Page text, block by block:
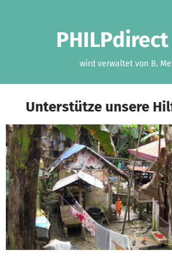
PHILPdirect
wird verwaltet von B.
Unterstütze unsere